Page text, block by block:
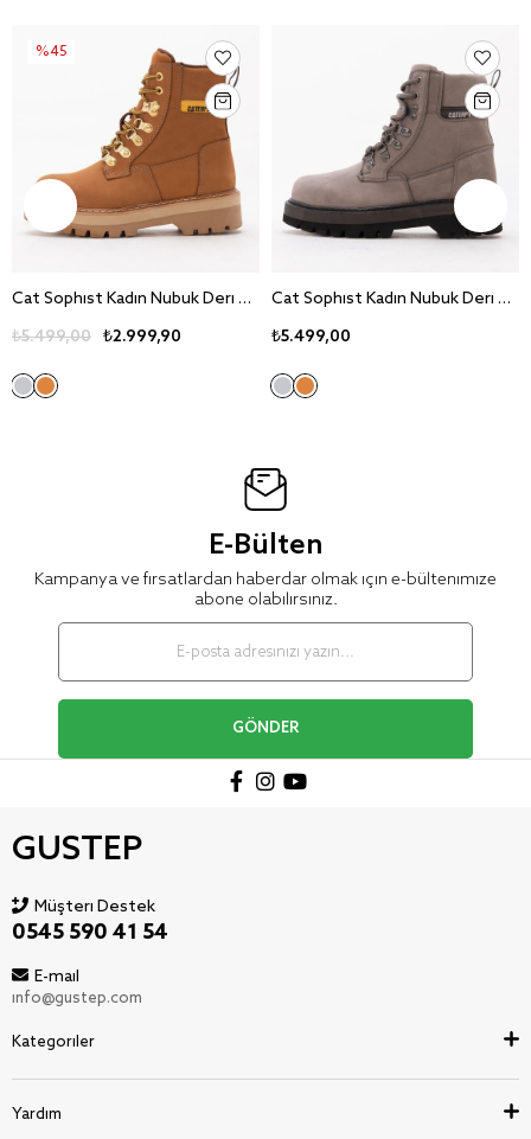
Cat Sophist Kadin Nubuk Deri Bot
₺2.999,90
₺5.499,00
%45
Cat Sophist Kadin Nubuk Deri Bot
₺5.499,00
E-Bülten
Kampanya ve fırsatlardan haberdar olmak için e-bültenimize
abone olabilirsiniz.
GÖNDER
GUSTEP
Müşteri Destek
0545 590 41 54
E-mail
info@gustep.com
Kategoriler
Yardım